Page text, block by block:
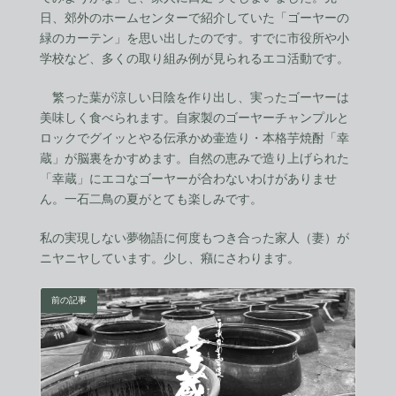
日、郊外のホームセンターで紹介していた「ゴーヤーの
緑のカーテン」を思い出したのです。すでに市役所や小
学校など、多くの取り組み例が見られるエコ活動です。
繁った葉が涼しい日陰を作り出し、実ったゴーヤーは
美味しく食べられます。自家製のゴーヤーチャンプルと
ロックでグイッとやる伝承かめ壷造り・本格芋焼酎「幸
蔵」が脳裏をかすめます。自然の恵みで造り上げられた
「幸蔵」にエコなゴーヤーが合わないわけがありませ
ん。一石二鳥の夏がとても楽しみです。
私の実現しない夢物語に何度もつき合った家人（妻）が
ニヤニヤしています。少し、癪にさわります。
前の記事